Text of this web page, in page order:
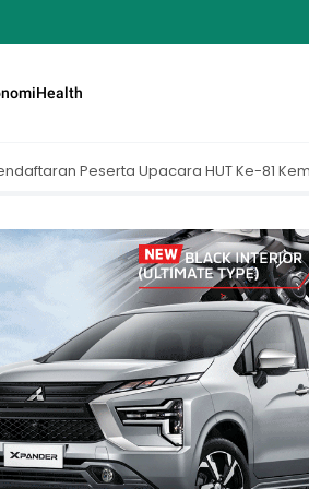
Health
HUT Ke-81 Kemerdekaan RI di